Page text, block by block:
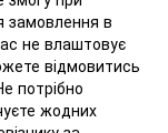
замовлення в
не влаштовує
відмовитись
потрібно
жодних